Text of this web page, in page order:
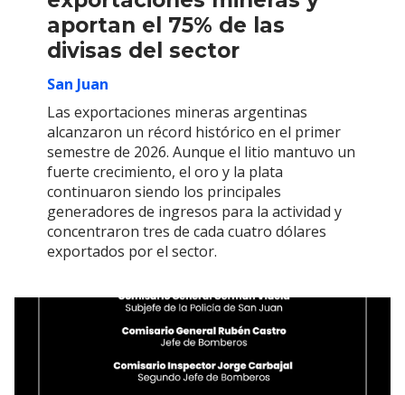
aportan el 75% de las
divisas del sector
San Juan
Las exportaciones mineras argentinas
alcanzaron un récord histórico en el primer
semestre de 2026. Aunque el litio mantuvo un
fuerte crecimiento, el oro y la plata
continuaron siendo los principales
generadores de ingresos para la actividad y
concentraron tres de cada cuatro dólares
exportados por el sector.